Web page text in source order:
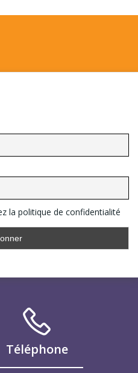
la politique de confidentialité
Téléphone